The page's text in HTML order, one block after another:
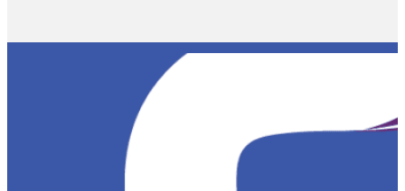
ច្នៃ បរបាញ់សត្វក្នុងដែនជម្រកសត្វព្រៃសង្ឃរុក្ខាវ័ន ដែលបន្តកើតមាន
ទូលាយដើម្បីការពារសត្វព្រៃនៅកម្ពុជា។ កាលពីឆ្នាំ២០២២ ក្រសួងបរិស្
ផ្សព្វផ្សាយអប់រំអំពីផលប៉ះពាល់ដោយសារអន្ទាក់ទៅលើជីវិត សត្វ និងជីវិត
អន្ទាក់ខុសច្បាប់ និងការលុបបំបាត់ការជួញដូរសាច់សត្វព្រៃ ក៏ដូចជាបង្
បង្ហាញពីការថយចុះ ៤៤% នៃអត្រារីករាលដាលនៃអន្ទាក់បើប្រៀប
សម្រាប់សហគមន៍ក្នុងដែនជម្រក ដែលសហគមន៍ និងអាជ្ញាធរពាក់ព័ន្ធត្រូវ
មាន ហើយវាចូលរួមបំផ្លិចបំផ្លាញសត្វច្រើនមែនទែន។ យើងមើលឃើ